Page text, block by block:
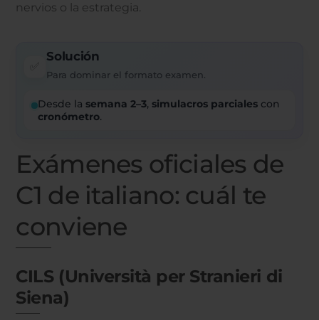
nervios o la estrategia.
Solución
Para dominar el formato examen.
Desde la semana 2–3, simulacros parciales con
cronómetro.
Exámenes oficiales de
C1 de italiano: cuál te
conviene
CILS (Università per Stranieri di
Siena)